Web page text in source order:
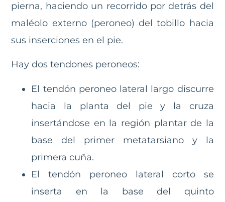
pierna, haciendo un recorrido por detrás del
maléolo externo (peroneo) del tobillo hacia
sus inserciones en el pie.
Hay dos tendones peroneos:
El tendón peroneo lateral largo discurre
hacia la planta del pie y la cruza
insertándose en la región plantar de la
base del primer metatarsiano y la
primera cuña.
El tendón peroneo lateral corto se
inserta en la base del quinto